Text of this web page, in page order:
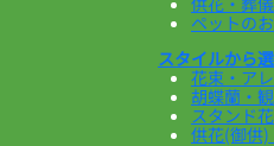
ペットの
スタイルから
花束・ア
胡蝶蘭・
スタンド花
供花(御供)